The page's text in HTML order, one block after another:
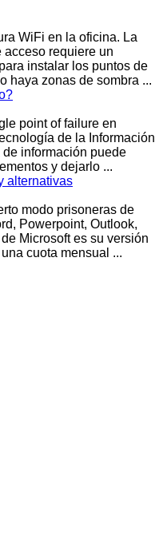
WiFi en la oficina. La
requiere un
instalar los puntos de
haya zonas de sombra ...
pointof failure en
de la Información
información puede
y dejarlo ...
alternativas
modo prisoneras de
Powerpoint, Outlook,
Microsoft es su versión
cuota mensual ...